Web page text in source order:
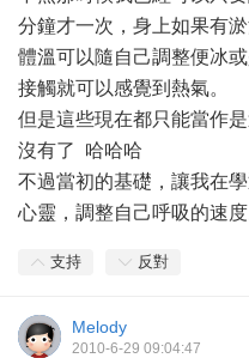
分鐘才一次，身上如果有
體溫可以隨自己調整便冰
接觸就可以感覺到熱氣。
但是這些現在都只能當作
沒有了 哈哈哈
不過當初的基礎，讓我在
心靈，調整自己呼吸的速度
支持 反對
Melody
2010-6-29 09:04:47